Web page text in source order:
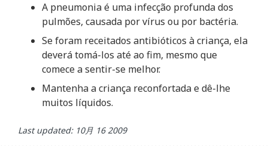
A pneumonia é uma infecção profunda dos
pulmões, causada por vírus ou por bactéria.
Se foram receitados antibióticos à criança, ela
deverá tomá-los até ao fim, mesmo que
comece a sentir-se melhor.
Mantenha a criança reconfortada e dê-lhe
muitos líquidos.
Last updated: 10月 16 2009